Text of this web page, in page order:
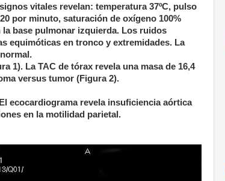
vitales revelan: temperatura 37ºC, pulso
por minuto, saturación de oxígeno 100%
base pulmonar izquierda. Los ruidos
equimóticas en tronco y extremidades. La
1). La TAC de tórax revela una masa de 16,4
versus tumor (Figura 2).
ecocardiograma revela insuficiencia aórtica
en la motilidad parietal.